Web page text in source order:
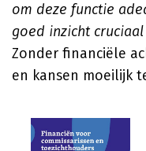
om deze functie
goed inzicht
Zonder financiële
en kansen moeilijk